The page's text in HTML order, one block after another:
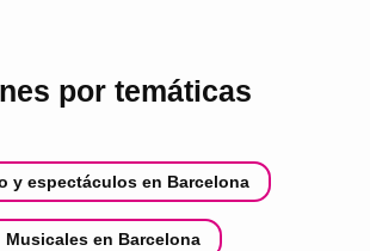
por temáticas
y espectáculos en Barcelona
Musicales en Barcelona